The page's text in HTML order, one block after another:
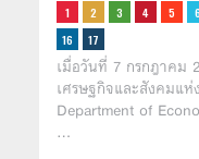
เมื่อวันที่ 7 กรกฎาคม
เศรษฐกิจและสังคมแ
Department of
…